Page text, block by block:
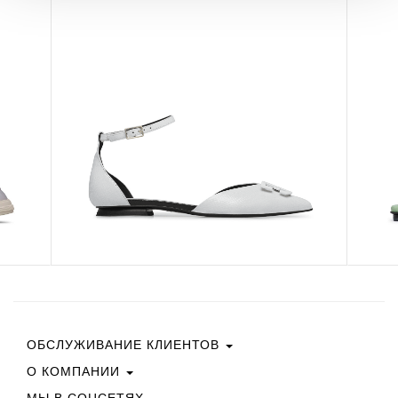
ОБСЛУЖИВАНИЕ КЛИЕНТОВ
Свяжитесь С Нами
О КОМПАНИИ